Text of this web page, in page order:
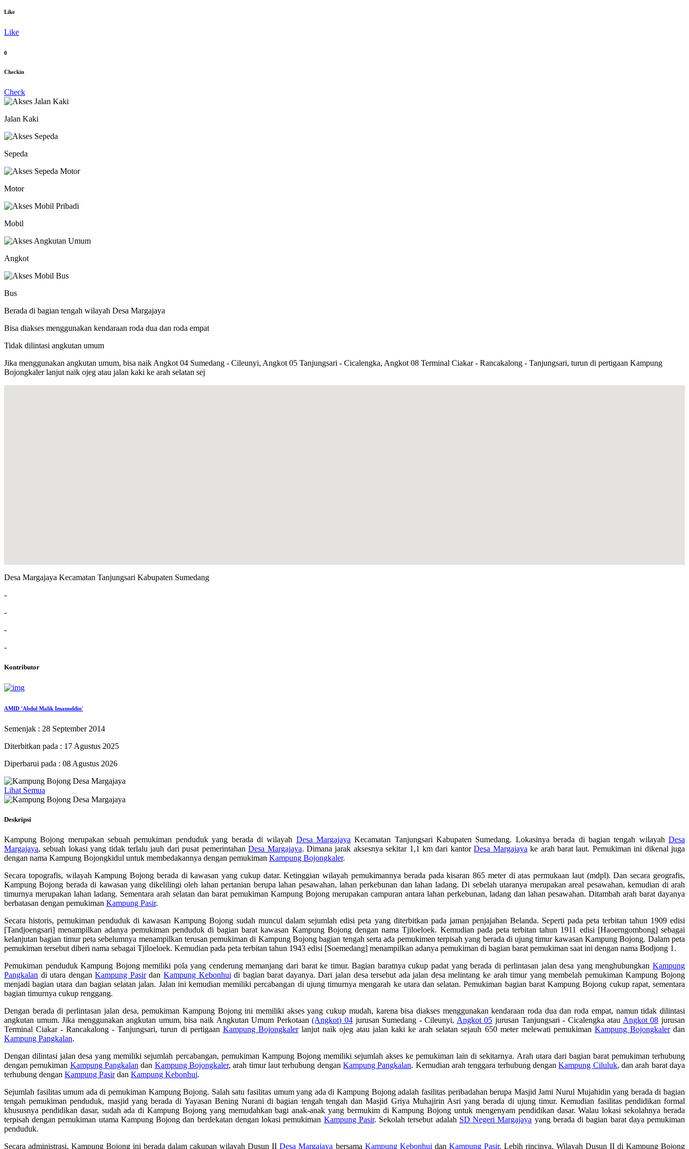
Like
Like
0
Checkin
Check
Jalan Kaki
Sepeda
Motor
Mobil
Angkot
Bus
Berada di bagian tengah wilayah Desa Margajaya
Bisa diakses menggunakan kendaraan roda dua dan roda empat
Tidak dilintasi angkutan umum
Jika menggunakan angkutan umum, bisa naik Angkot 04 Sumedang - Cileunyi, Angkot 05 Tanjungsari - Cicalengka, Angkot 08 Terminal Ciakar - Rancakalong - Tanjungsari, turun di pertigaan Kampung
Bojongkaler lanjut naik ojeg atau jalan kaki ke arah selatan sej
Desa Margajaya Kecamatan Tanjungsari Kabupaten Sumedang
-
-
-
-
Kontributor
AMID 'Abdul Malik Imanuddin'
Semenjak : 28 September 2014
Diterbitkan pada : 17 Agustus 2025
Diperbarui pada : 08 Agustus 2026
Lihat Semua
Deskripsi
Kampung Bojong merupakan sebuah pemukiman penduduk yang berada di wilayah Desa Margajaya Kecamatan Tanjungsari Kabupaten Sumedang. Lokasinya berada di bagian tengah wilayahDesa
Margajaya, sebuah lokasi yang tidak terlalu jauh dari pusat pemerintahanDesa Margajaya. Dimana jarak aksesnya sekitar 1,1 km dari kantorDesa Margajaya ke arah barat laut. Pemukiman ini dikenal juga
dengan nama Kampung Bojongkidul untuk membedakannya dengan pemukiman Kampung Bojongkaler.
Secara topografis, wilayah Kampung Bojong berada di kawasan yang cukup datar. Ketinggian wilayah pemukimannya berada pada kisaran 865 meter di atas permukaan laut (mdpl). Dan secara geografis,
Kampung Bojong berada di kawasan yang dikelilingi oleh lahan pertanian berupa lahan pesawahan, lahan perkebunan dan lahan ladang. Di sebelah utaranya merupakan areal pesawahan, kemudian di arah
timurnya merupakan lahan ladang. Sementara arah selatan dan barat pemukiman Kampung Bojong merupakan campuran antara lahan perkebunan, ladang dan lahan pesawahan. Ditambah arah barat dayanya
berbatasan dengan pemukiman Kampung Pasir.
Secara historis, pemukiman penduduk di kawasan Kampung Bojong sudah muncul dalam sejumlah edisi peta yang diterbitkan pada jaman penjajahan Belanda. Seperti pada peta terbitan tahun 1909 edisi
[Tandjoengsari] menampilkan adanya pemukiman penduduk di bagian barat kawasan Kampung Bojong dengan nama Tjiloeloek. Kemudian pada peta terbitan tahun 1911 edisi [Haoerngombong] sebagai
kelanjutan bagian timur peta sebelumnya menampilkan terusan pemukiman di Kampung Bojong bagian tengah serta ada pemukimen terpisah yang berada di ujung timur kawasan Kampung Bojong. Dalam peta
pemukiman tersebut diberi nama sebagai Tjiloeloek. Kemudian pada peta terbitan tahun 1943 edisi [Soemedang] menampilkan adanya pemukiman di bagian barat pemukiman saat ini dengan nama Bodjong 1.
Pemukiman penduduk Kampung Bojong memiliki pola yang cenderung memanjang dari barat ke timur. Bagian baratnya cukup padat yang berada di perlintasan jalan desa yang menghubungkan Kampung
Pangkalan di utara denganKampung PasirdanKampung Kebonhui di bagian barat dayanya. Dari jalan desa tersebut ada jalan desa melintang ke arah timur yang membelah pemukiman Kampung Bojong
menjadi bagian utara dan bagian selatan jalan. Jalan ini kemudian memiliki percabangan di ujung timurnya mengarah ke utara dan selatan. Pemukiman bagian barat Kampung Bojong cukup rapat, sementara
bagian timurnya cukup renggang.
Dengan berada di perlintasan jalan desa, pemukiman Kampung Bojong ini memiliki akses yang cukup mudah, karena bisa diakses menggunakan kendaraan roda dua dan roda empat, namun tidak dilintasi
angkutan umum. Jika menggunakan angkutan umum, bisa naik Angkutan Umum Perkotaan(Angkot) 04jurusan Sumedang - Cileunyi, Angkot 05 jurusan Tanjungsari - Cicalengka atau Angkot 08 jurusan
Terminal Ciakar - Rancakalong - Tanjungsari, turun di pertigaan Kampung Bojongkalerlanjut naik ojeg atau jalan kaki ke arah selatan sejauh 650 meter melewati pemukiman Kampung Bojongkalerdan
Kampung Pangkalan.
Dengan dilintasi jalan desa yang memiliki sejumlah percabangan, pemukiman Kampung Bojong memiliki sejumlah akses ke pemukiman lain di sekitarnya. Arah utara dari bagian barat pemukiman terhubung
dengan pemukiman Kampung Pangkalan dan Kampung Bojongkaler, arah timur laut terhubung denganKampung Pangkalan. Kemudian arah tenggara terhubung denganKampung Ciluluk, dan arah barat daya
terhubung dengan Kampung Pasirdan Kampung Kebonhui.
Sejumlah fasilitas umum ada di pemukiman Kampung Bojong. Salah satu fasilitas umum yang ada di Kampung Bojong adalah fasilitas peribadahan berupa Masjid Jami Nurul Mujahidin yang berada di bagian
tengah pemukiman penduduk, masjid yang berada di Yayasan Bening Nurani di bagian tengah tengah dan Masjid Griya Muhajirin Asri yang berada di ujung timur. Kemudian fasilitas pendidikan formal
khususnya pendidikan dasar, sudah ada di Kampung Bojong yang memudahkan bagi anak-anak yang bermukim di Kampung Bojong untuk mengenyam pendidikan dasar. Walau lokasi sekolahnya berada
terpisah dengan pemukiman utama Kampung Bojong dan berdekatan dengan lokasi pemukiman Kampung Pasir. Sekolah tersebut adalah SD Negeri Margajaya yang berada di bagian barat daya pemukiman
penduduk.
Secara administrasi, Kampung Bojong ini berada dalam cakupan wilayah Dusun IIDesa Margajaya bersama Kampung Kebonhui dan Kampung Pasir. Lebih rincinya, Wilayah Dusun II di Kampung Bojong